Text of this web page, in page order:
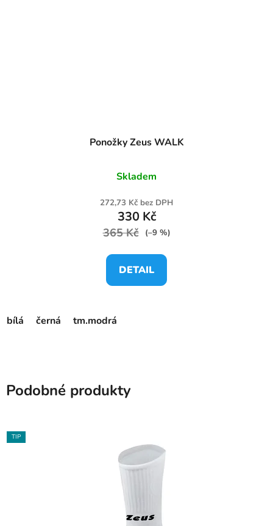
Ponožky Zeus WALK
Skladem
272,73 Kč bez DPH
330 Kč
365 Kč (–9 %)
DETAIL
bílá černá tm.modrá
Podobné produkty
TIP